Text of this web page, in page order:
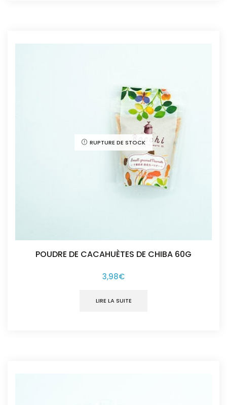
RUPTURE DE STOCK
POUDRE DE CACAHUÈTES DE CHIBA 60G
3,98€
LIRE LA SUITE